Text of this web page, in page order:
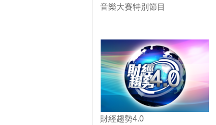
音樂大賽特別節目
財經趨勢4.0